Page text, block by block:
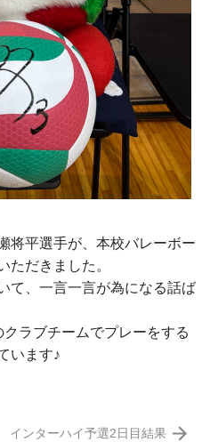
将平選手が、本校バレーボー
ただきました。
て、一言一言が為になる話ば
ラブチームでプレーをする
います♪
インターハイ予選2日目結果